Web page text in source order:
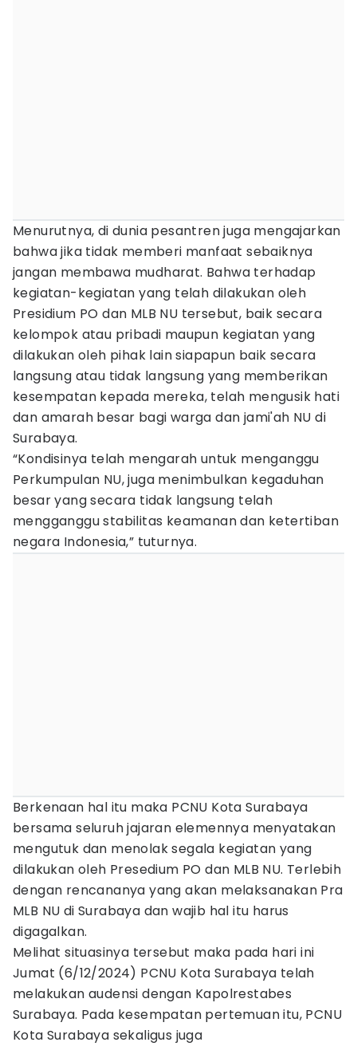
Menurutnya, di dunia pesantren juga mengajarkan
bahwa jika tidak memberi manfaat sebaiknya
jangan membawa mudharat. Bahwa terhadap
kegiatan-kegiatan yang telah dilakukan oleh
Presidium PO dan MLB NU tersebut, baik secara
kelompok atau pribadi maupun kegiatan yang
dilakukan oleh pihak lain siapapun baik secara
langsung atau tidak langsung yang memberikan
kesempatan kepada mereka, telah mengusik hati
dan amarah besar bagi warga dan jami'ah NU di
Surabaya.
“Kondisinya telah mengarah untuk menganggu
Perkumpulan NU, juga menimbulkan kegaduhan
besar yang secara tidak langsung telah
mengganggu stabilitas keamanan dan ketertiban
negara Indonesia,” tuturnya.
Berkenaan hal itu maka PCNU Kota Surabaya
bersama seluruh jajaran elemennya menyatakan
mengutuk dan menolak segala kegiatan yang
dilakukan oleh Presedium PO dan MLB NU. Terlebih
dengan rencananya yang akan melaksanakan Pra
MLB NU di Surabaya dan wajib hal itu harus
digagalkan.
Melihat situasinya tersebut maka pada hari ini
Jumat (6/12/2024) PCNU Kota Surabaya telah
melakukan audensi dengan Kapolrestabes
Surabaya. Pada kesempatan pertemuan itu, PCNU
Kota Surabaya sekaligus juga